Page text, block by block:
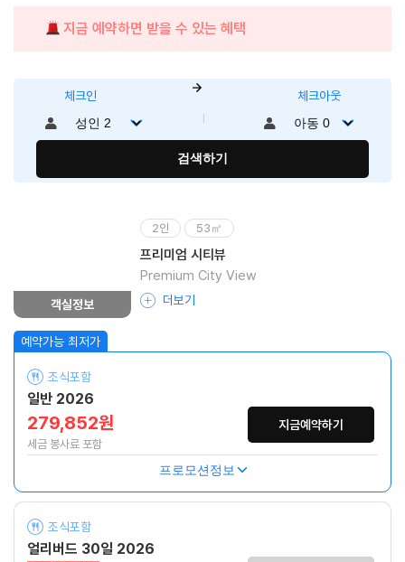
지금 예약하면 받을 수 있는 혜택
체크인 체크아웃
검색하기
객실정보
2인 53㎡
프리미엄 시티뷰
Premium City View
더보기
일반 2026
조식포함
279,852원
세금 봉사료 포함
지금예약하기
프로모션정보
얼리버드 30일 2026
조식포함